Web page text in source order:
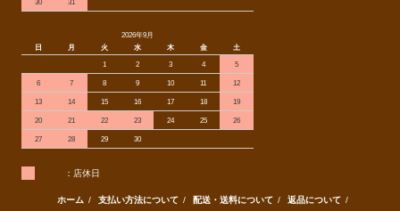
30 31
2026年9月
日
月 火 水 木 金
土
1
2 3 4 5
6 7 8 9 10 11 12
13 14 15 16 17 18 19
20 21 22 23 24 25 26
27 28 29 30
：店休日
ホーム / 支払い方法について / 配送・送料について / 返品について /